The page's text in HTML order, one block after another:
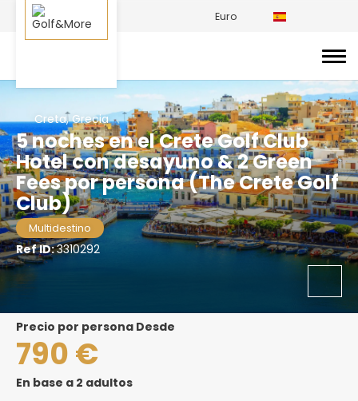
Euro
Creta, Grecia
5 noches en el Crete Golf Club
Hotel con desayuno & 2 Green
Fees por persona (The Crete Golf
Club)
Multidestino
Ref ID:3310292
precio por persona Desde
790 €
En base a 2 adultos